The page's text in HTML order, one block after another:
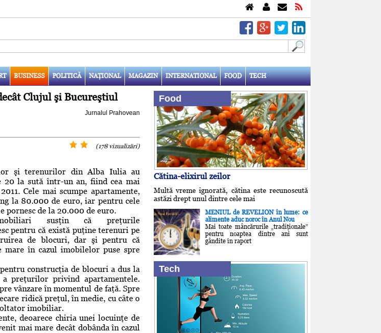
BUSINESS POLITICĂ NAŢIONAL MAGAZIN INTERNATIONAL FOOD TECH
Clujul şi Bucureştiul
Jurnalul Prahovean
(178 vizualizări)
şi terenurilor din Alba Iulia au
20 la sută într-un an, fiind cea mai
Cele mai scumpe apartamente,
la 80.000 de euro, iar pentru cele
pornesc de la 20.000 de euro.
susţin că preţurile
pentru că există puţine terenuri pe
de blocuri, dar şi pentru că
mare în cazul imobilelor puse spre
construcţia de blocuri a dus la
a preţurilor privind apartamentele.
vânzare în momentul de faţă. Spre
ridică preţul, în medie, cu câte o
imobiliar.
deoarece chiria unei locuinţe de
mai mare decât dobânda în cazul
Food
Cătina-elixirul zeilor
Multă vreme ignorată, cătina este recunoscută
astăzi drept unul dintre cele mai
MENIUL de REVELION în lume: ce
alimente aduc noroc în Anul Nou
Mai toate mâncărurile „tradiţionale”
pentru noaptea dintre ani sunt
gândite în raport
Tech